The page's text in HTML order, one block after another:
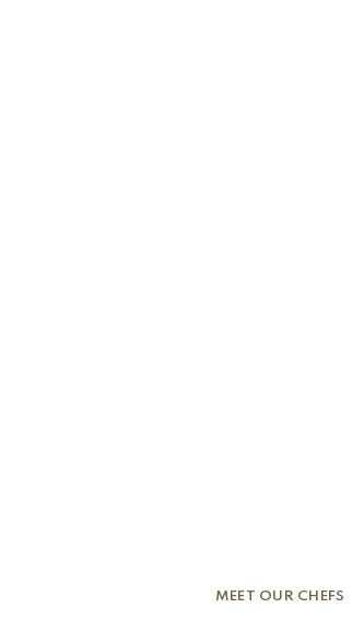
MEET OUR CHEFS